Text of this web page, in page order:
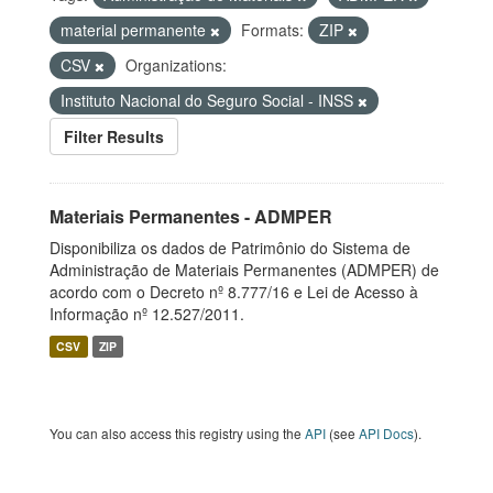
material permanente
Formats:
ZIP
CSV
Organizations:
Instituto Nacional do Seguro Social - INSS
Filter Results
Materiais Permanentes - ADMPER
Disponibiliza os dados de Patrimônio do Sistema de
Administração de Materiais Permanentes (ADMPER) de
acordo com o Decreto nº 8.777/16 e Lei de Acesso à
Informação nº 12.527/2011.
CSV ZIP
You can also access this registry using the API (see API Docs).